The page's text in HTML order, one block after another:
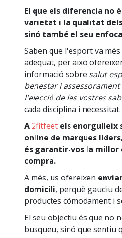
El que els diferencia no
varietat i la qualitat
sinó també el seu
Saben que l'esport va
adequat, per això
informació sobre salut
benestar i
l'elecció de les vostres
cada disciplina i necessitat.
A 2fitfeet els enorgulleix
online de marques
és garantir-vos la millor
compra.
A més, us ofereixen
domicili, perquè gaudiu
productes còmodament i
El seu objectiu és que no
busqueu, sinó que sentiu